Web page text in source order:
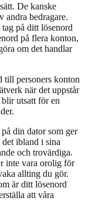
De kanske
andra bedragare.
på ditt lösenord
på flera konton,
om det handlar
till personers konton
när det uppstår
utsatt för en
din dator som ger
ibland i sina
och trovärdiga.
inte vara orolig för
allting du gör.
är ditt lösenord
att våra